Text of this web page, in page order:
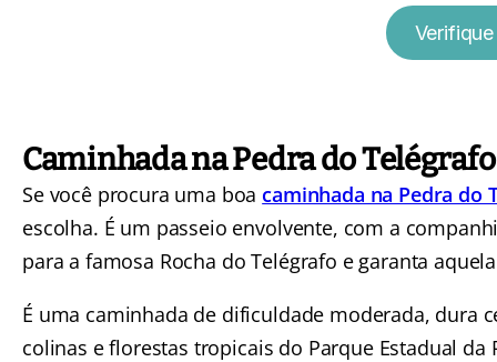
Caminhada na Pedra do
Se você procura uma boa caminhada na Pedra do
escolha. É um passeio envolvente, com a
para a famosa Rocha do Telégrafo e garanta
É uma caminhada de dificuldade moderada, dura
colinas e florestas tropicais do Parque Estadual